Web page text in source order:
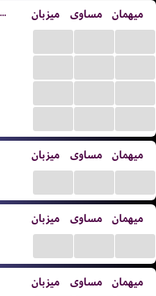
میزبان مساوی میهمان
میزبان مساوی میهمان
میزبان مساوی میهمان
میزبان مساوی میهمان